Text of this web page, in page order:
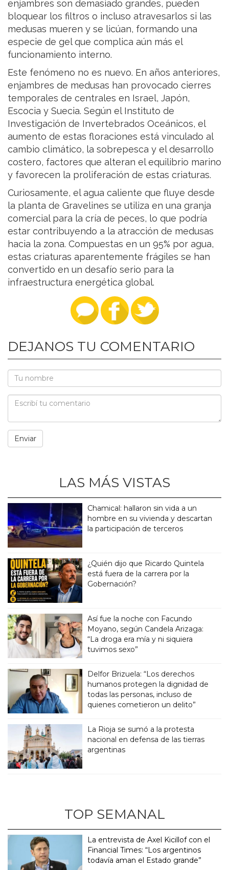
enjambres son demasiado grandes, pueden
bloquear los filtros o incluso atravesarlos si las
medusas mueren y se licúan, formando una
especie de gel que complica aún más el
funcionamiento interno.
Este fenómeno no es nuevo. En años anteriores,
enjambres de medusas han provocado cierres
temporales de centrales en Israel, Japón,
Escocia y Suecia. Según el Instituto de
Investigación de Invertebrados Oceánicos, el
aumento de estas floraciones está vinculado al
cambio climático, la sobrepesca y el desarrollo
costero, factores que alteran el equilibrio marino
y favorecen la proliferación de estas criaturas.
Curiosamente, el agua caliente que fluye desde
la planta de Gravelines se utiliza en una granja
comercial para la cría de peces, lo que podría
estar contribuyendo a la atracción de medusas
hacia la zona. Compuestas en un 95% por agua,
estas criaturas aparentemente frágiles se han
convertido en un desafío serio para la
infraestructura energética global.
DEJANOS TU COMENTARIO
LAS MÁS VISTAS
Chamical: hallaron sin vida a un
hombre en su vivienda y descartan
la participación de terceros
¿Quién dijo que Ricardo Quintela
está fuera de la carrera por la
Gobernación?
Así fue la noche con Facundo
Moyano, según Candela Arizaga:
“La droga era mía y ni siquiera
tuvimos sexo”
Delfor Brizuela: “Los derechos
humanos protegen la dignidad de
todas las personas, incluso de
quienes cometieron un delito”
La Rioja se sumó a la protesta
nacional en defensa de las tierras
argentinas
TOP SEMANAL
La entrevista de Axel Kicillof con el
Financial Times: “Los argentinos
todavía aman el Estado grande”